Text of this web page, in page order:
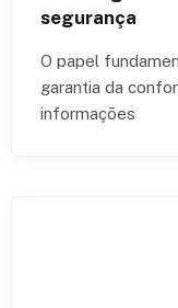
segurança
O papel
garantia da
informações